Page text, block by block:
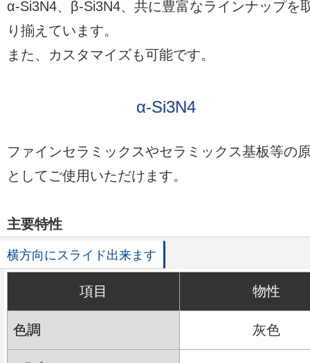
α-Si3N4、β-Si3N4、共に豊富なラインナップを
り揃えています。
また、カスタマイズも可能です。
α-Si3N4
ファインセラミックスやセラミックス基板等の
としてご使用いただけます。
主要特性
項目 物性
色調 灰色